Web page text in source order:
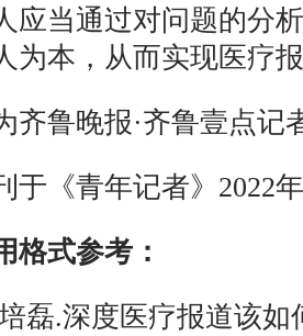
应当通过对问题的分
为本，从而实现医疗
鲁晚报·齐鲁壹点记
《青年记者》2022
式参考：
.深度医疗报道该